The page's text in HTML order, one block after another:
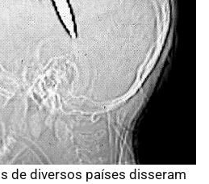
de diversos países disseram